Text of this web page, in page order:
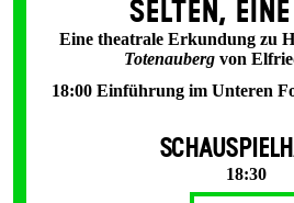
SELTEN,
Eine theatrale Erkundung zu
Totenauberg von
18:00 Einführung im Unteren
18:30